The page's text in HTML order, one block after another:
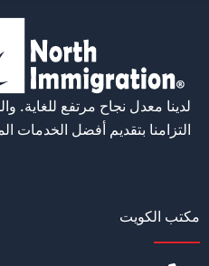
لدينا معدل نجاح مرتفع للغاية.
التزامنا بتقديم أفضل الخدمات
مكتب الكويت